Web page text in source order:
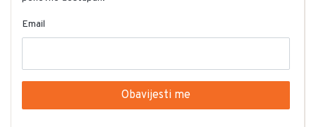
Email
Obavijesti me